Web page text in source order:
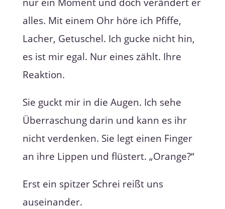
alles. Mit einem Ohr höre ich Pfiffe,
Lacher, Getuschel. Ich gucke nicht hin,
es ist mir egal. Nur eines zählt. Ihre
Reaktion.
Sie guckt mir in die Augen. Ich sehe
Überraschung darin und kann es ihr
nicht verdenken. Sie legt einen Finger
an ihre Lippen und flüstert. „Orange?“
Erst ein spitzer Schrei reißt uns
auseinander.